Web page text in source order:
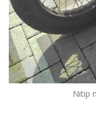
Nitip